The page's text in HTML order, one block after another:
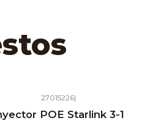
27015226|
POE Starlink 3-1